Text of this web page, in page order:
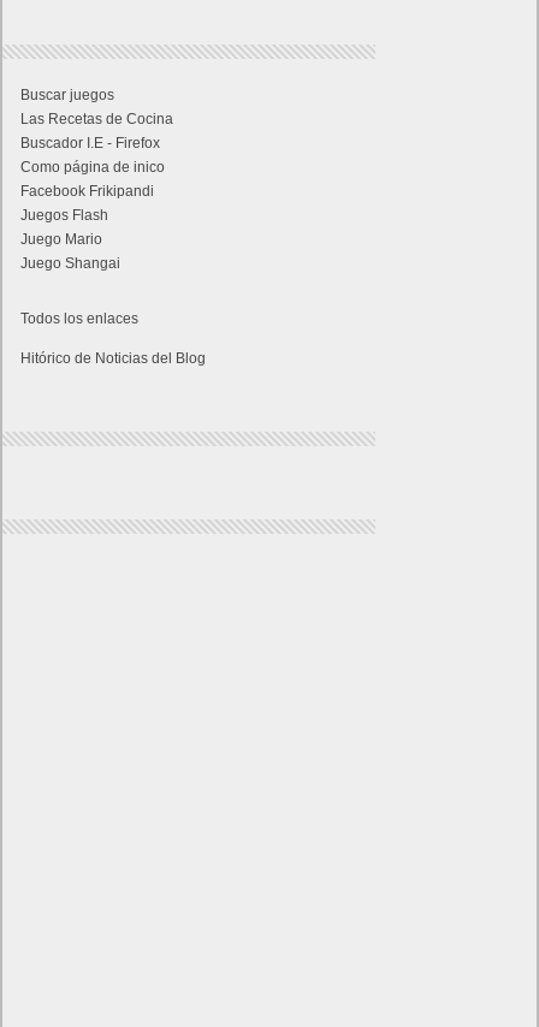
Buscar juegos
Las Recetas de Cocina
Buscador I.E - Firefox
Como página de inico
Facebook Frikipandi
Juegos Flash
Juego Mario
Juego Shangai
Todos los enlaces
Hitórico de Noticias del Blog